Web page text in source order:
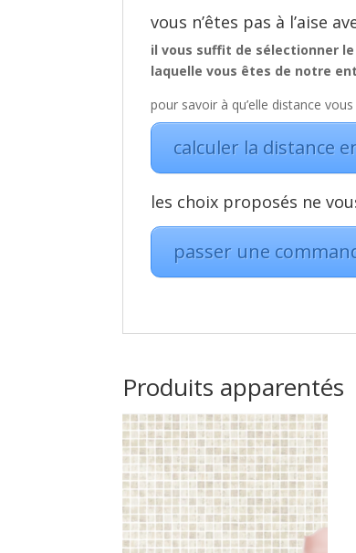
vous n’êtes pas à l’aise
il vous suffit de sélectionner
laquelle vous êtes de notre
pour savoir à qu’elle distance
calculer la distance
les choix proposés ne
passer une
Produits apparentés